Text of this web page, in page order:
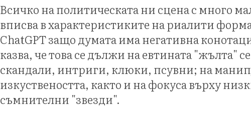
Всичко на политическата ни сцена с много
вписва в характеристиките на риалити
ChatGPT защо думата има негативна
казва, че това се дължи на евтината "жълта"
скандали, интриги, клюки, псувни; на
изкуствеността, както и на фокуса върху
съмнителни "звезди".